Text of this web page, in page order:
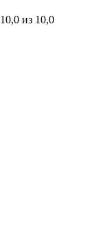
10,0 из 10,0